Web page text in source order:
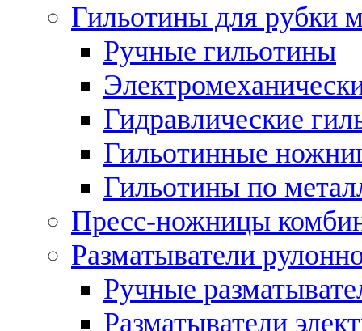
Гильотины для рубки
Ручные гильотины
Гидравлические
Гильотинные
Гильотины по
Пресс-ножницы
Разматыватели
Ручные
Разматыватели